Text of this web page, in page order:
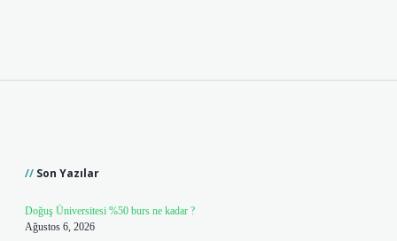
Son Yazılar
Doğuş Üniversitesi %50 burs ne kadar ?
Ağustos 6, 2026